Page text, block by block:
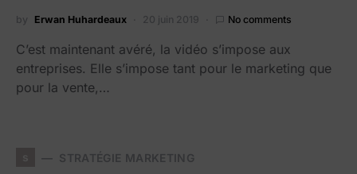
by Erwan Huhardeaux 20 juin 2019 No comments
C’est maintenant avéré, la vidéo s’impose aux
entreprises. Elle s’impose tant pour le marketing que
pour la vente,…
STRATÉGIE MARKETING